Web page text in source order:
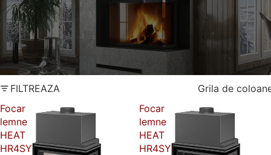
flacara vizibila din doua directii, garantie 5 ani.
Randament peste 80%
Dealer autorizat
Romotop
Montaj autorizat
Garantie 5 ani
FILTREAZA
Grila de
Focar
lemne
HEAT
HR4SY
Focar
lemne
HEAT
HR4SY